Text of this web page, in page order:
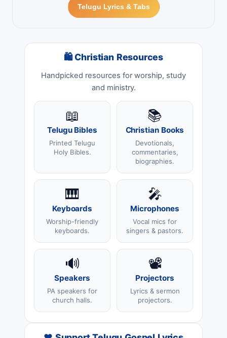
Telugu Lyrics & Tabs
🛍 Christian Resources
Handpicked resources for worship, study
and ministry.
📖
Telugu Bibles
Printed Telugu
Holy Bibles.
📚
Christian Books
Devotionals,
commentaries,
biographies.
🎹
Keyboards
Worship-friendly
keyboards.
🎤
Microphones
Vocal mics for
singers & pastors.
🔊
Speakers
PA speakers for
church halls.
📽️
Projectors
Lyrics & sermon
projectors.